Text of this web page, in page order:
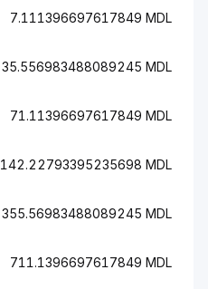
7.111396697617849 MDL
35.556983488089245 MDL
71.11396697617849 MDL
142.22793395235698 MDL
355.56983488089245 MDL
711.1396697617849 MDL